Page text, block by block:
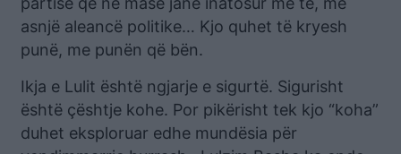
asnjë aleancë politike… Kjo quhet të kryesh
punë, me punën që bën.
Ikja e Lulit është ngjarje e sigurtë. Sigurisht
është çështje kohe. Por pikërisht tek kjo “koha”
duhet eksploruar edhe mundësia për